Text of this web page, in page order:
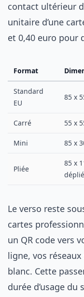
contact ultérieur
unitaire d’une
et 0,40 euro pour
Format
Standard
EU
85 x
Carré 55 x
Mini 85 x
Pliée
85 x
Le verso reste
cartes
un QR code vers
ligne, vos
blanc. Cette
durée d’usage